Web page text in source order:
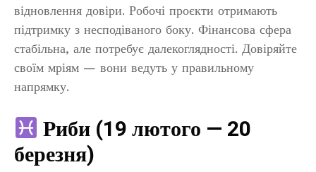
відновлення довіри. Робочі проєкти отримають
підтримку з несподіваного боку. Фінансова сфера
стабільна, але потребує далекоглядності. Довіряйте
своїм мріям — вони ведуть у правильному
напрямку.
Риби (19 лютого — 20
березня)